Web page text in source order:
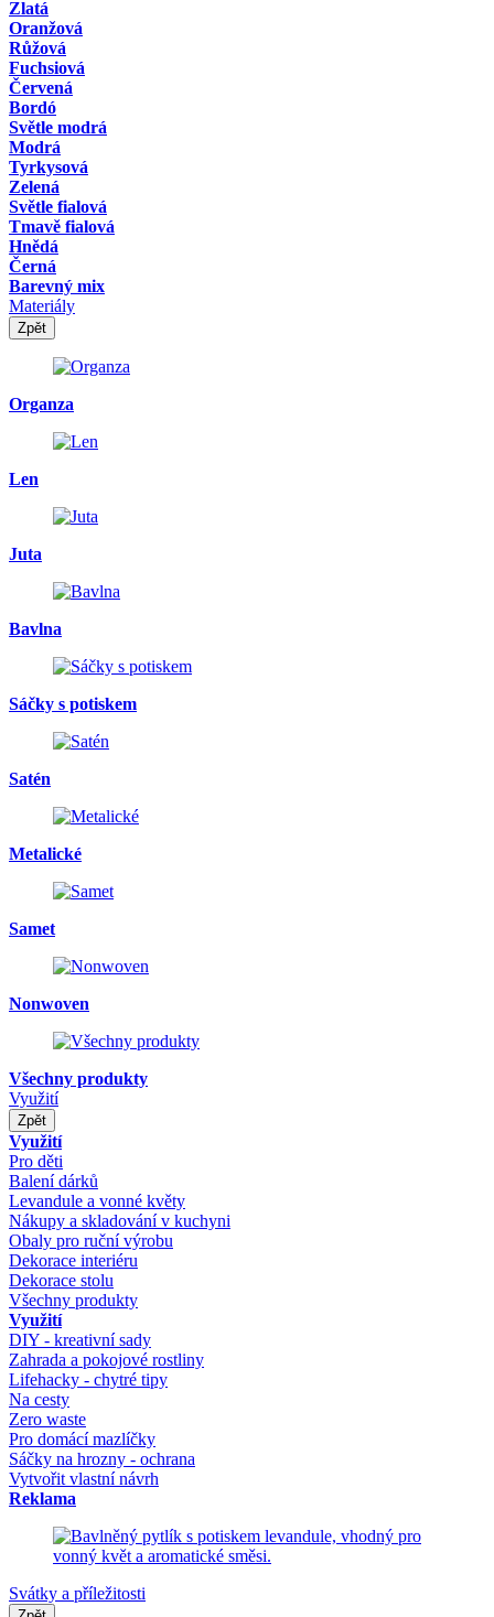
Zlatá
Oranžová
Růžová
Fuchsiová
Červená
Bordó
Světle modrá
Modrá
Tyrkysová
Zelená
Světle fialová
Tmavě fialová
Hnědá
Černá
Barevný mix
Materiály
Zpět
Organza
Len
Juta
Bavlna
Sáčky s potiskem
Satén
Metalické
Samet
Nonwoven
Všechny produkty
Využití
Zpět
Využití
Pro děti
Balení dárků
Levandule a vonné květy
Nákupy a skladování v kuchyni
Obaly pro ruční výrobu
Dekorace interiéru
Dekorace stolu
Všechny produkty
Využití
DIY - kreativní sady
Zahrada a pokojové rostliny
Lifehacky - chytré tipy
Na cesty
Zero waste
Pro domácí mazlíčky
Sáčky na hrozny - ochrana
Vytvořit vlastní návrh
Reklama
Svátky a příležitosti